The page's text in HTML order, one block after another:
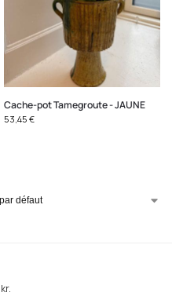
Cache-pot Tamegroute - JAUNE
53,45 €